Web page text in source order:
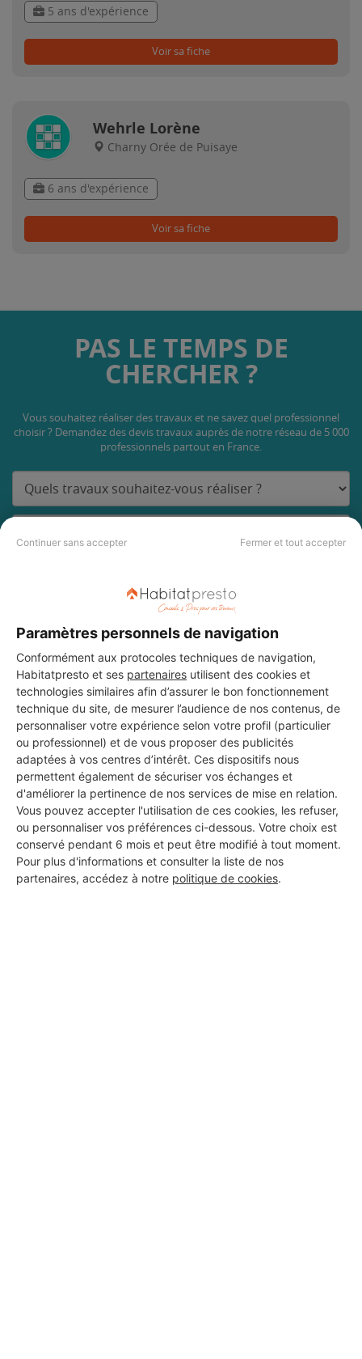
Continuer sans accepter Fermer et tout accepter
Paramètres personnels de navigation
Conformément aux protocoles techniques de navigation,
Habitatpresto et ses partenaires utilisent des cookies et
technologies similaires afin d’assurer le bon fonctionnement
technique du site, de mesurer l’audience de nos contenus, de
personnaliser votre expérience selon votre profil (particulier
ou professionnel) et de vous proposer des publicités
adaptées à vos centres d’intérêt. Ces dispositifs nous
permettent également de sécuriser vos échanges et
d'améliorer la pertinence de nos services de mise en relation.
Vous pouvez accepter l'utilisation de ces cookies, les refuser,
ou personnaliser vos préférences ci-dessous. Votre choix est
conservé pendant 6 mois et peut être modifié à tout moment.
Pour plus d'informations et consulter la liste de nos
partenaires, accédez à notre politique de cookies.
5 ans d'expérience
Voir sa fiche
Wehrle Lorène
Charny Orée de Puisaye
6 ans d'expérience
Voir sa fiche
PAS LE TEMPS DE
CHERCHER ?
Vous souhaitez réaliser des travaux et ne savez quel professionnel
choisir ? Demandez des devis travaux auprès de notre réseau de 5 000
professionnels partout en France.
Aucun autre professionnel disponible dans cette zone
géographique.